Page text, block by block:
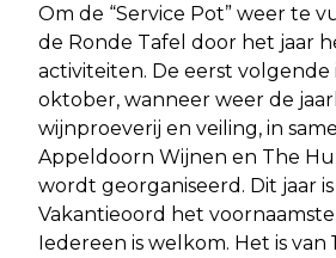
Om de “Service Pot” weer te
de Ronde Tafel door het jaar
activiteiten. De eerst volgende
oktober, wanneer weer de
wijnproeverij en veiling, in
Appeldoorn Wijnen en The
wordt georganiseerd. Dit jaar
Vakantieoord het
Iedereen is welkom. Het is van